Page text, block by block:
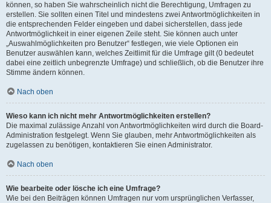
können, so haben Sie wahrscheinlich nicht die Berechtigung, Umfragen zu
erstellen. Sie sollten einen Titel und mindestens zwei Antwortmöglichkeiten in
die entsprechenden Felder eingeben und dabei sicherstellen, dass jede
Antwortmöglichkeit in einer eigenen Zeile steht. Sie können auch unter
„Auswahlmöglichkeiten pro Benutzer“ festlegen, wie viele Optionen ein
Benutzer auswählen kann, welches Zeitlimit für die Umfrage gilt (0 bedeutet
dabei eine zeitlich unbegrenzte Umfrage) und schließlich, ob die Benutzer ihre
Stimme ändern können.
Nach oben
Wieso kann ich nicht mehr Antwortmöglichkeiten erstellen?
Die maximal zulässige Anzahl von Antwortmöglichkeiten wird durch die Board-
Administration festgelegt. Wenn Sie glauben, mehr Antwortmöglichkeiten als
zugelassen zu benötigen, kontaktieren Sie einen Administrator.
Nach oben
Wie bearbeite oder lösche ich eine Umfrage?
Wie bei den Beiträgen können Umfragen nur vom ursprünglichen Verfasser,